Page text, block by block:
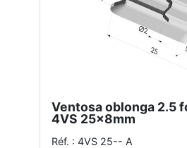
Ventosa oblonga 2.5
4VS 25x8mm
Réf. : 4VS 25-- A